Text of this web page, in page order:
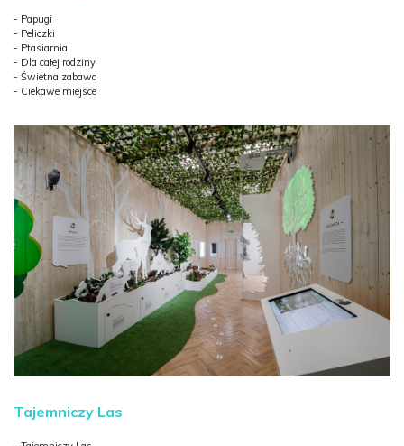
- Papugi
- Peliczki
- Ptasiarnia
- Dla całej rodziny
- Świetna zabawa
- Ciekawe miejsce
Tajemniczy Las